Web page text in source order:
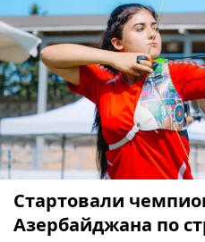
Cтартовали
Азербайджана по